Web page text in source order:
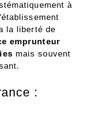
à
la liberté de
emprunteur
mais souvent
: